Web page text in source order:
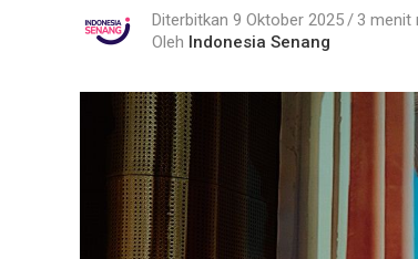
Diterbitkan 9 Oktober 2025
3 menit
Oleh Indonesia Senang